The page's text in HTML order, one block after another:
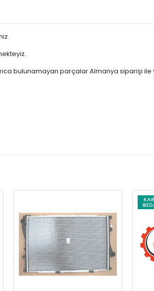
bulunamayan parçalar Almanya siparişi ile